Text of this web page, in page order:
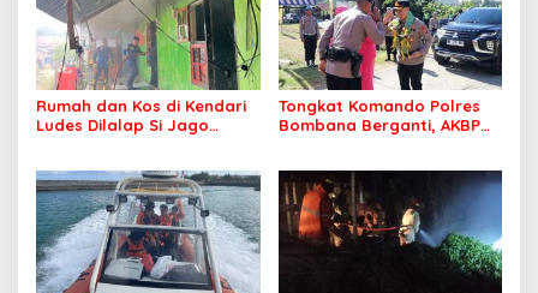
Rumah dan Kos di Kendari
Ludes Dilalap Si Jago
Tongkat Komando Polres
Bombana Berganti, AKBP